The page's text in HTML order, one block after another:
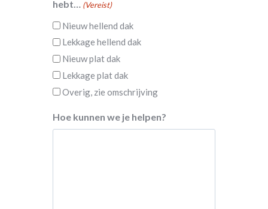
hebt… (Vereist)
Nieuw hellend dak
Lekkage hellend dak
Nieuw plat dak
Lekkage plat dak
Overig, zie omschrijving
Hoe kunnen we je helpen?